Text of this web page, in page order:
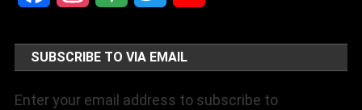
SUBSCRIBE TO VIA EMAIL
Enter your email address to subscribe to